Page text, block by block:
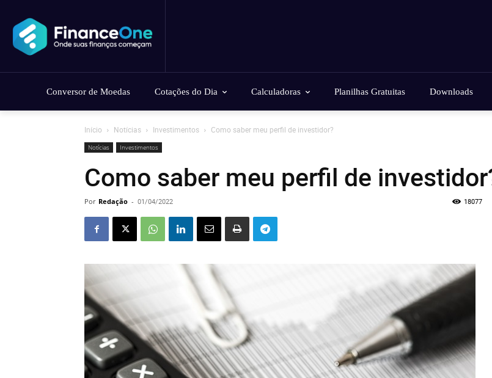
Conversor de Moedas Cotações do Dia Calculadoras Planilhas Gratuitas Downloads
Início Notícias Investimentos Como saber meu perfil de investidor?
Notícias Investimentos
Como saber meu perfil de
Por Redação - 01/04/2022 18077